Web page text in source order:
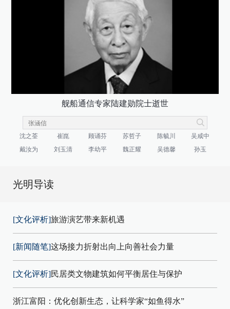
舰船通信专家陆建勋院士逝世
沈之荃 崔崑 顾诵芬 苏哲子 陈毓川
吴咸中
戴汝为
刘玉清 李幼平 魏正耀 吴德馨 孙玉
光明导读
[文化评析]旅游演艺带来新机遇
[新闻随笔]这场接力折射出向上向善社会力量
[文化评析]民居类文物建筑如何平衡居住与保护
浙江富阳：优化创新生态，让科学家“如鱼得水”